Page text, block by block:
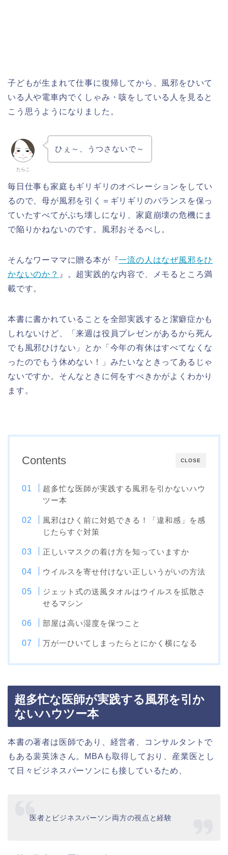
子どもが生まれて仕事に復帰してから、風邪をひいて
いる人や電車内でくしゃみ・咳をしている人を見ると
こう思うようになりました。
たらこ
ひぇ～、うつさないで～
毎日仕事も家庭もギリギリのオペレーションをしてい
るので、母が風邪を引く＝ギリギリのバランスを保っ
ていたすべてがぶち壊しになり、家庭崩壊の危機にま
で陥りかねないのです。風邪おそるべし。
そんなワーママに贈る本が『一流の人はなぜ風邪をひ
かないのか？ 』。超実践的な内容で、メモるところ満
載です。
本書に書かれていることを全部実践すると潔癖症かも
しれないけど、「来週は役員プレゼンがあるから死ん
でも風邪ひけない」とか「今年の有休はすべてなくな
ったのでもう休めない！」みたいなときってあるじゃ
ないですか。そんなときに何をすべきかがよくわかり
ます。
CLOSE
Contents
超多忙な医師が実践する風邪を引かないハウ
ツー本
風邪はひく前に対処できる！「違和感」を感
じたらすぐ対策
正しいマスクの着け方を知っていますか
ウイルスを寄せ付けない正しいうがいの方法
ジェット式の送風タオルはウイルスを拡散さ
せるマシン
部屋は高い湿度を保つこと
万が一ひいてしまったらとにかく横になる
超多忙な医師が実践する風邪を引か
ないハウツー本
本書の著者は医師であり、経営者、コンサルタントで
もある裴英洙さん。MBAも取得しており、産業医とし
て日々ビジネスパーソンにも接しているため、
医者とビジネスパーソン両方の視点と経験